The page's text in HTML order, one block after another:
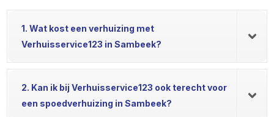
1. Wat kost een verhuizing met
Verhuisservice123 in Sambeek?
2. Kan ik bij Verhuisservice123 ook terecht voor
een spoedverhuizing in Sambeek?